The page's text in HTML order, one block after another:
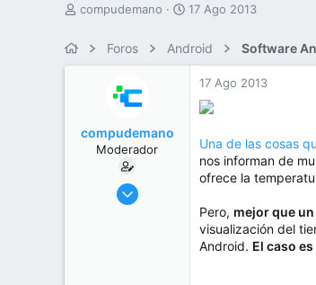
I
r
compudemano
F
c
h
17 Ago 2013
Foros Android Software
compudemano
Moderador
26 Jul 2013
17 Ago 2013
Una de las cosas
nos informan de
ofrece la
Pero, mejor que
visualización del
Android. El caso